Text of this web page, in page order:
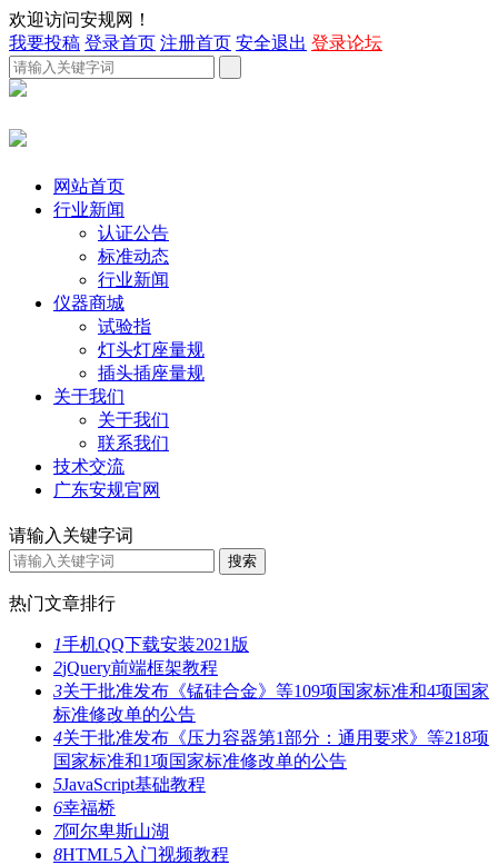
欢迎访问安规网！
我要投稿 登录首页 注册首页 安全退出 登录论坛
网站首页
行业新闻
认证公告
标准动态
行业新闻
仪器商城
试验指
灯头灯座量规
插头插座量规
关于我们
关于我们
联系我们
技术交流
广东安规官网
请输入关键字词
热门文章排行
1手机QQ下载安装2021版
2jQuery前端框架教程
3关于批准发布《锰硅合金》等109项国家标准和4项国家
标准修改单的公告
4关于批准发布《压力容器第1部分：通用要求》等218项
国家标准和1项国家标准修改单的公告
5JavaScript基础教程
6幸福桥
7阿尔卑斯山湖
8HTML5入门视频教程